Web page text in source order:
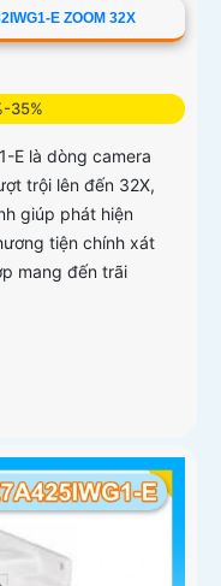
E ZOOM 32X
35%
E là dòng camera
trội lên đến 32X,
giúp phát hiện
tiện chính xát
mang đến trãi